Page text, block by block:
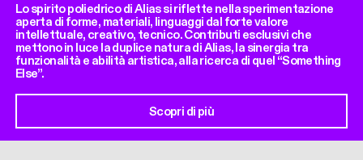
Lo spirito poliedrico di Alias si riflette nella sperimentazione
aperta di forme, materiali, linguaggi dal forte valore
intellettuale, creativo, tecnico. Contributi esclusivi che
mettono in luce la duplice natura di Alias, la sinergia tra
funzionalità e abilità artistica, alla ricerca di quel “Something
Else”.
Scopri di più